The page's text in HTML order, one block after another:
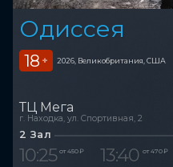
Одиссея
18 + 2026, Великобритания, США
ТЦ Мега
г. Находка, ул. Спортивная, 2
2 Зал
10:25 от 450 ₽ 13:40 от 470 ₽